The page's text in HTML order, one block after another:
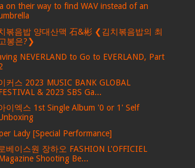
on their way to find WAV instead of an
볶음밥 양대산맥 石&彬 ❮김치볶음밥의 최
고봉은?❯
NEVERLAND to Go to EVERLAND, Part
커스 2023 MUSIC BANK GLOBAL
& 2023 SBS Ga...
이엑스 1st Single Album '0 or 1' Self
Lady [Special Performance]
베이스원 장하오 FASHION L'OFFICIEL
Shooting Be...